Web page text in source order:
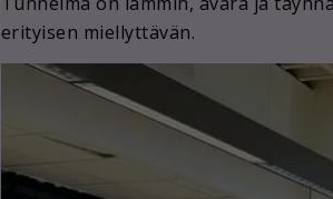
erityisen miellyttävän.